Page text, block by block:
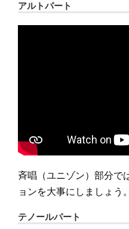
アルトパート
斉唱（ユニゾン）部分で
ョンを大事にしましょう。
テノールパート